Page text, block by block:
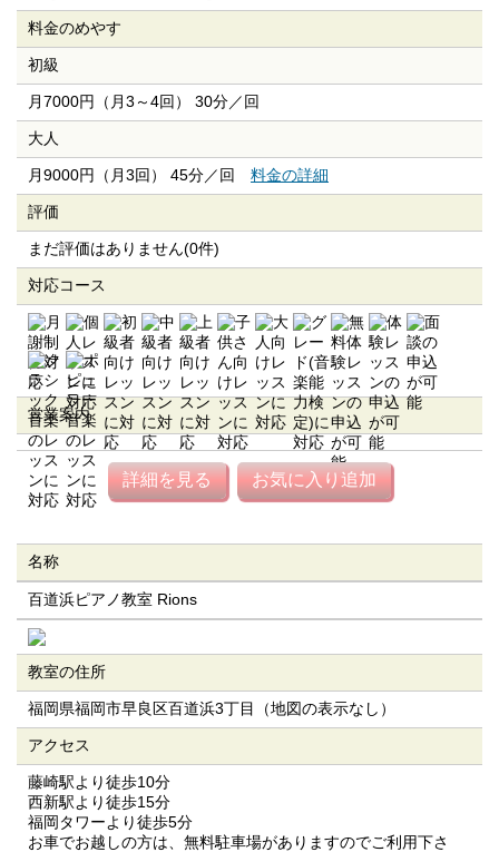
料金のめやす
初級
月7000円（月3～4回） 30分／回
大人
月9000円（月3回） 45分／回 料金の詳細
評価
まだ評価はありません(0件)
対応コース
営業案内
詳細を見る お気に入り追加
名称
百道浜ピアノ教室 Rions
教室の住所
福岡県福岡市早良区百道浜3丁目（地図の表示なし）
アクセス
藤崎駅より徒歩10分
西新駅より徒歩15分
福岡タワーより徒歩5分
お車でお越しの方は、無料駐車場がありますのでご利用下さ